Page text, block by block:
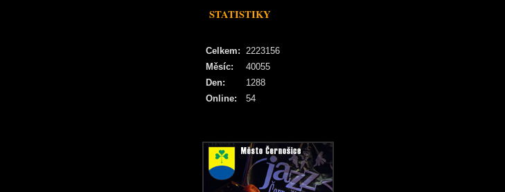
STATISTIKY
Online: 54
Celkem: 2223156
Měsíc:
40055
Den:
1288